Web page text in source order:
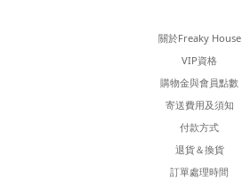
關於Freaky House
VIP資格
購物金與會員點數
寄送費用及須知
付款方式
退貨＆換貨
訂單處理時間